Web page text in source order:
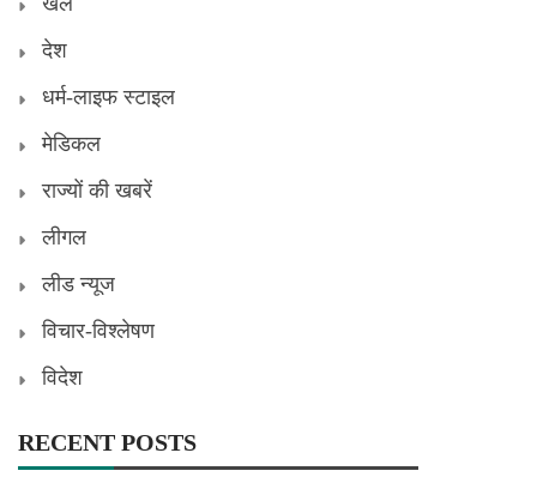
देश
धर्म-लाइफ स्टाइल
मेडिकल
राज्यों की खबरें
लीगल
लीड न्यूज
विचार-विश्लेषण
विदेश
RECENT POSTS